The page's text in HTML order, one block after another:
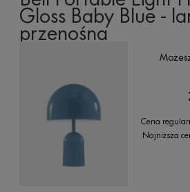
Gloss Baby Blue -
przenośna
Cena
Najniższa